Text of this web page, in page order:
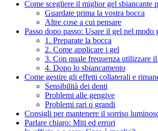
Come scegliere il miglior gel sbiancante
Guardate prima la vostra bocca
Altre cose a cui pensare
Passo dopo passo: Usare il gel nel modo
1. Preparate la bocca
2. Come applicare i gel
3. Con quale frequenza utilizzare
4. Dopo lo sbiancamento
Come gestire gli effetti collaterali e
Sensibilità dei denti
Problemi alle gengive
Problemi rari o grandi
Consigli per mantenere il sorriso
Parlare chiaro: Miti ed errori